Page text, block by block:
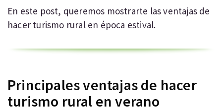
En este post, queremos mostrarte las ventajas de
hacer turismo rural en época estival.
Principales ventajas de hacer
turismo rural en verano